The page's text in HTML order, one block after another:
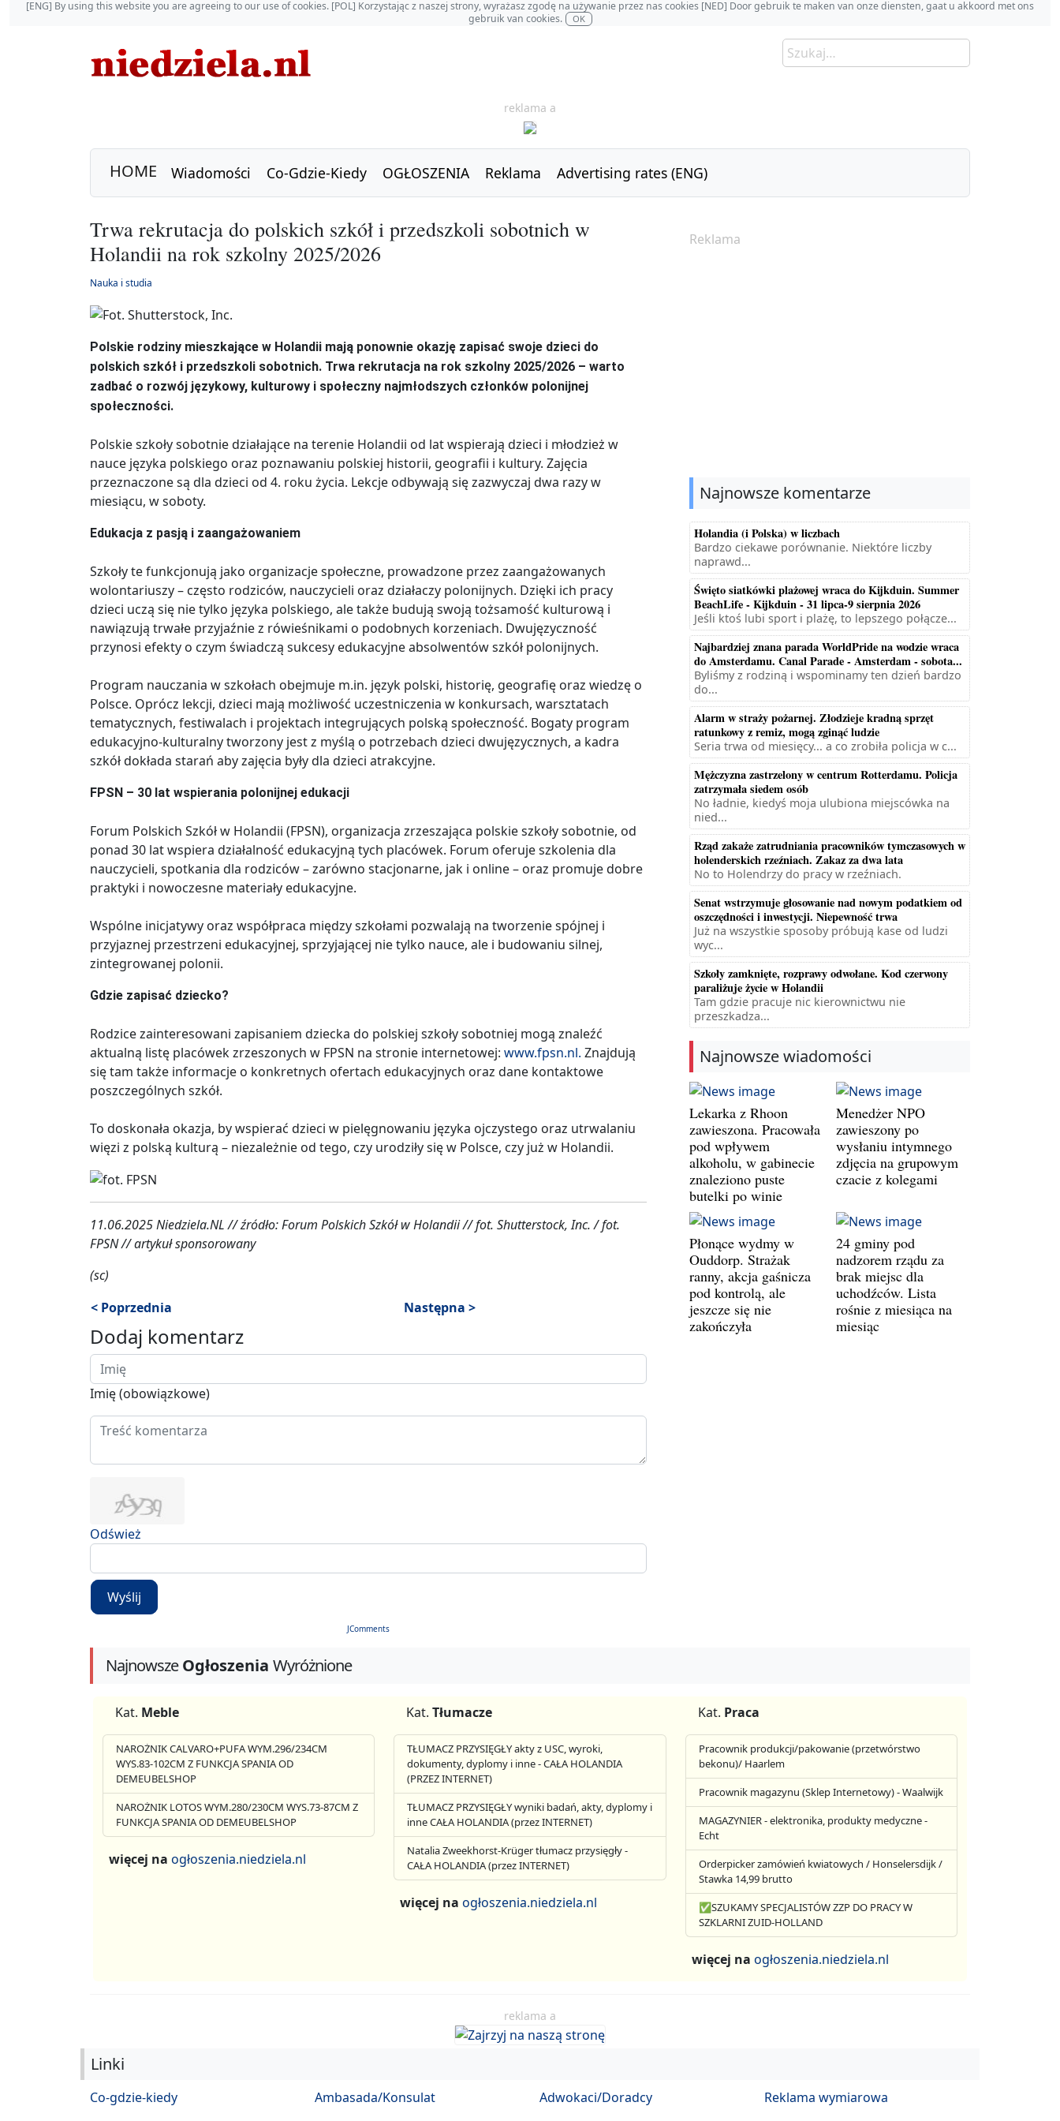
[ENG] By using this website you are agreeing to our use of cookies. [POL] Korzystając z naszej strony, wyrażasz zgodę na używanie przez nas cookies [NED] Door gebruik te maken van onze diensten, gaat u akkoord met ons
gebruik van cookies.
OK
reklama a
HOME Wiadomości Co-Gdzie-Kiedy OGŁOSZENIA Reklama Advertising rates (ENG)
Trwa rekrutacja do polskich szkół i przedszkoli sobotnich w
Holandii na rok szkolny 2025/2026
Nauka i studia
Polskie rodziny mieszkające w Holandii mają ponownie okazję zapisać swoje dzieci do
polskich szkół i przedszkoli sobotnich. Trwa rekrutacja na rok szkolny 2025/2026 – warto
zadbać o rozwój językowy, kulturowy i społeczny najmłodszych członków polonijnej
społeczności.
Polskie szkoły sobotnie działające na terenie Holandii od lat wspierają dzieci i młodzież w
nauce języka polskiego oraz poznawaniu polskiej historii, geografii i kultury. Zajęcia
przeznaczone są dla dzieci od 4. roku życia. Lekcje odbywają się zazwyczaj dwa razy w
miesiącu, w soboty.
Edukacja z pasją i zaangażowaniem
Szkoły te funkcjonują jako organizacje społeczne, prowadzone przez zaangażowanych
wolontariuszy – często rodziców, nauczycieli oraz działaczy polonijnych. Dzięki ich pracy
dzieci uczą się nie tylko języka polskiego, ale także budują swoją tożsamość kulturową i
nawiązują trwałe przyjaźnie z rówieśnikami o podobnych korzeniach. Dwujęzyczność
przynosi efekty o czym świadczą sukcesy edukacyjne absolwentów szkół polonijnych.
Program nauczania w szkołach obejmuje m.in. język polski, historię, geografię oraz wiedzę o
Polsce. Oprócz lekcji, dzieci mają możliwość uczestniczenia w konkursach, warsztatach
tematycznych, festiwalach i projektach integrujących polską społeczność. Bogaty program
edukacyjno-kulturalny tworzony jest z myślą o potrzebach dzieci dwujęzycznych, a kadra
szkół dokłada starań aby zajęcia były dla dzieci atrakcyjne.
FPSN – 30 lat wspierania polonijnej edukacji
Forum Polskich Szkół w Holandii (FPSN), organizacja zrzeszająca polskie szkoły sobotnie, od
ponad 30 lat wspiera działalność edukacyjną tych placówek. Forum oferuje szkolenia dla
nauczycieli, spotkania dla rodziców – zarówno stacjonarne, jak i online – oraz promuje dobre
praktyki i nowoczesne materiały edukacyjne.
Wspólne inicjatywy oraz współpraca między szkołami pozwalają na tworzenie spójnej i
przyjaznej przestrzeni edukacyjnej, sprzyjającej nie tylko nauce, ale i budowaniu silnej,
zintegrowanej polonii.
Gdzie zapisać dziecko?
Rodzice zainteresowani zapisaniem dziecka do polskiej szkoły sobotniej mogą znaleźć
aktualną listę placówek zrzeszonych w FPSN na stronie internetowej: www.fpsn.nl. Znajdują
się tam także informacje o konkretnych ofertach edukacyjnych oraz dane kontaktowe
poszczególnych szkół.
To doskonała okazja, by wspierać dzieci w pielęgnowaniu języka ojczystego oraz utrwalaniu
więzi z polską kulturą – niezależnie od tego, czy urodziły się w Polsce, czy już w Holandii.
11.06.2025 Niedziela.NL // źródło: Forum Polskich Szkół w Holandii // fot. Shutterstock, Inc. / fot.
FPSN // artykuł sponsorowany
(sc)
< Poprzednia
Następna >
Dodaj komentarz
Imię (obowiązkowe)
Odśwież
Wyślij
JComments
Reklama
Najnowsze komentarze
Holandia (i Polska) w liczbach
Bardzo ciekawe porównanie. Niektóre liczby
naprawd...
Święto siatkówki plażowej wraca do Kijkduin. Summer
BeachLife - Kijkduin - 31 lipca-9 sierpnia 2026
Jeśli ktoś lubi sport i plażę, to lepszego połącze...
Najbardziej znana parada WorldPride na wodzie wraca
do Amsterdamu. Canal Parade - Amsterdam - sobota...
Byliśmy z rodziną i wspominamy ten dzień bardzo
do...
Alarm w straży pożarnej. Złodzieje kradną sprzęt
ratunkowy z remiz, mogą zginąć ludzie
Seria trwa od miesięcy... a co zrobiła policja w c...
Mężczyzna zastrzelony w centrum Rotterdamu. Policja
zatrzymała siedem osób
No ładnie, kiedyś moja ulubiona miejscówka na
nied...
Rząd zakaże zatrudniania pracowników tymczasowych w
holenderskich rzeźniach. Zakaz za dwa lata
No to Holendrzy do pracy w rzeźniach.
Senat wstrzymuje głosowanie nad nowym podatkiem od
oszczędności i inwestycji. Niepewność trwa
Już na wszystkie sposoby próbują kase od ludzi
wyc...
Szkoły zamknięte, rozprawy odwołane. Kod czerwony
paraliżuje życie w Holandii
Tam gdzie pracuje nic kierownictwu nie
przeszkadza...
Najnowsze wiadomości
Lekarka z Rhoon
zawieszona. Pracowała
pod wpływem
alkoholu, w gabinecie
znaleziono puste
butelki po winie
Menedżer NPO
zawieszony po
wysłaniu intymnego
zdjęcia na grupowym
czacie z kolegami
Płonące wydmy w
Ouddorp. Strażak
ranny, akcja gaśnicza
pod kontrolą, ale
jeszcze się nie
zakończyła
24 gminy pod
nadzorem rządu za
brak miejsc dla
uchodźców. Lista
rośnie z miesiąca na
miesiąc
NajnowszeOgłoszenia Wyróżnione
Kat. Meble
NAROŻNIK CALVARO+PUFA WYM.296/234CM
WYS.83-102CM Z FUNKCJA SPANIA OD
DEMEUBELSHOP
NAROŻNIK LOTOS WYM.280/230CM WYS.73-87CM Z
FUNKCJA SPANIA OD DEMEUBELSHOP
więcej na ogłoszenia.niedziela.nl
Kat. Tłumacze
TŁUMACZ PRZYSIĘGŁY akty z USC, wyroki,
dokumenty, dyplomy i inne - CAŁA HOLANDIA
(PRZEZ INTERNET)
TŁUMACZ PRZYSIĘGŁY wyniki badań, akty, dyplomy i
inne CAŁA HOLANDIA (przez INTERNET)
Natalia Zweekhorst-Krüger tłumacz przysięgły -
CAŁA HOLANDIA (przez INTERNET)
więcej naogłoszenia.niedziela.nl
Kat. Praca
Pracownik produkcji/pakowanie (przetwórstwo
bekonu)/ Haarlem
Pracownik magazynu (Sklep Internetowy) - Waalwijk
MAGAZYNIER - elektronika, produkty medyczne -
Echt
Orderpicker zamówień kwiatowych / Honselersdijk /
Stawka 14,99 brutto
✅SZUKAMY SPECJALISTÓW ZZP DO PRACY W
SZKLARNI ZUID-HOLLAND
więcej na ogłoszenia.niedziela.nl
reklama a
Linki
Co-gdzie-kiedy
Ambasada/Konsulat
Adwokaci/Doradcy
Reklama wymiarowa